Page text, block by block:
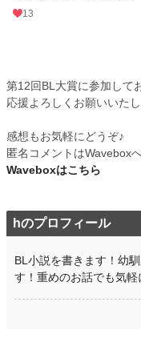
13
第12回BL大賞に参加して
応援よろしくお願いいたし
感想もお気軽にどうぞ♪
匿名コメントはWavebox
Waveboxはこちら
hのプロフィール
BL小説を書きます！幼
す！重めのお話でも気軽